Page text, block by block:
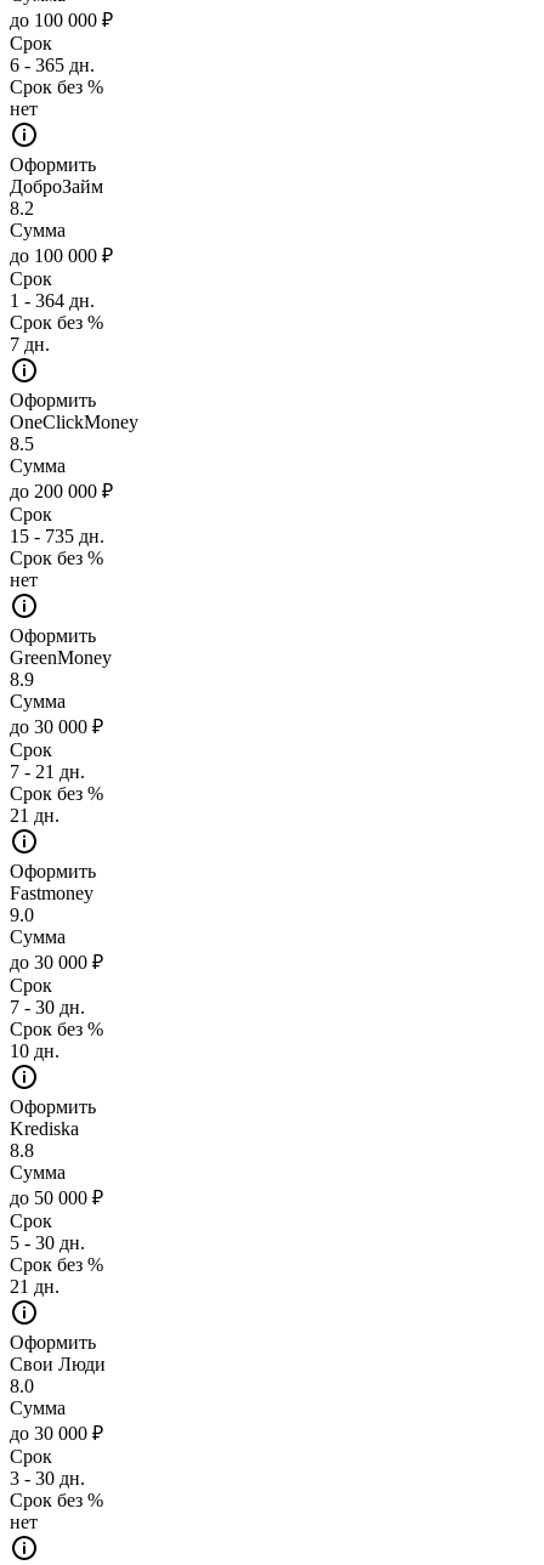
до 100 000 ₽
Срок
6 - 365 дн.
Срок без %
нет
Оформить
ДоброЗайм
8.2
Сумма
до 100 000 ₽
Срок
1 - 364 дн.
Срок без %
7 дн.
Оформить
OneClickMoney
8.5
Сумма
до 200 000 ₽
Срок
15 - 735 дн.
Срок без %
нет
Оформить
GreenMoney
8.9
Сумма
до 30 000 ₽
Срок
7 - 21 дн.
Срок без %
21 дн.
Оформить
Fastmoney
9.0
Сумма
до 30 000 ₽
Срок
7 - 30 дн.
Срок без %
10 дн.
Оформить
Krediska
8.8
Сумма
до 50 000 ₽
Срок
5 - 30 дн.
Срок без %
21 дн.
Оформить
Свои Люди
8.0
Сумма
до 30 000 ₽
Срок
3 - 30 дн.
Срок без %
нет